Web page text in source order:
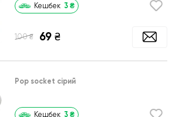
Кешбек 3 ₴
100 ₴ 69 ₴
Pop socket сірий
Кешбек 3 ₴